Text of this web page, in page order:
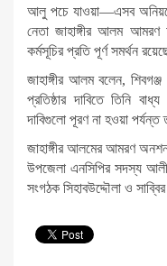
আলু পচে যাওয়া—এসব
নেতা জাহাঙ্গীর আলম
কর্মসূচির প্রতি পূর্ণ সমর্থন
জাহাঙ্গীর আলম বলেন,
প্রতিষ্ঠার দাবিতে তিনি
দাবিগুলো পূরণ না হওয়া পর্যন্ত
জাহাঙ্গীর আলমের আমরণ
উপজেলা এনসিপির সদস্য
সংগঠক সিহাবউদ্দৌলা ও